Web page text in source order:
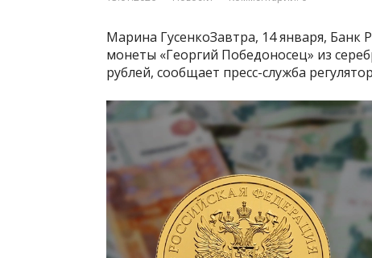
Марина ГусенкоЗавтра, 14 января,
монеты «Георгий Победоносец» из
рублей, сообщает пресс-служба